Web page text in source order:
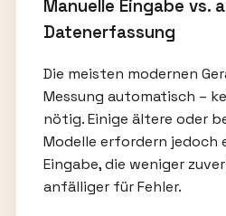
Manuelle Eingabe vs.
Datenerfassung
Die meisten modernen
Messung automatisch –
nötig. Einige ältere oder
Modelle erfordern jedoch
Eingabe, die weniger
anfälliger für Fehler.